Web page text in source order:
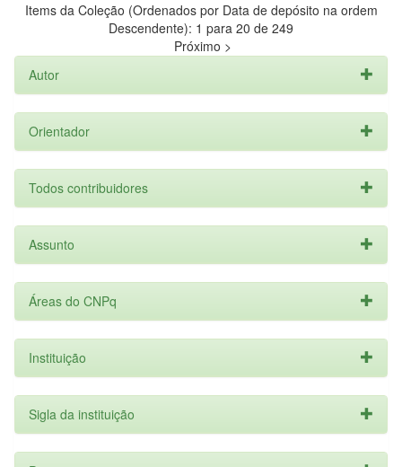
Items da Coleção (Ordenados por Data de depósito na ordem
Descendente): 1 para 20 de 249
Próximo >
Autor
Orientador
Todos contribuidores
Assunto
Áreas do CNPq
Instituição
Sigla da instituição